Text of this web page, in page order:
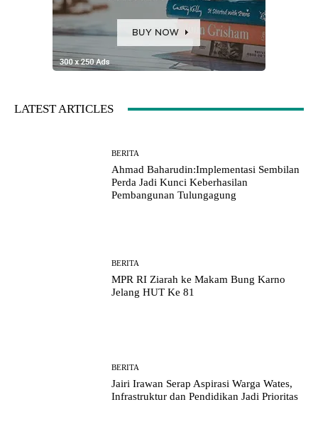
LATEST ARTICLES
BERITA
Ahmad Baharudin:Implementasi Sembilan
Perda Jadi Kunci Keberhasilan
Pembangunan Tulungagung
BERITA
MPR RI Ziarah ke Makam Bung Karno
Jelang HUT Ke 81
BERITA
Jairi Irawan Serap Aspirasi Warga Wates,
Infrastruktur dan Pendidikan Jadi Prioritas